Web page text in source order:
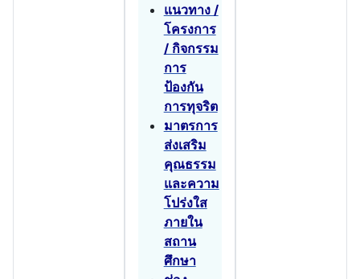
แนวทาง /
โครงการ
/ กิจกรรม
การ
ป้องกัน
การทุจริต
มาตรการ
ส่งเสริม
คุณธรรม
และความ
โปร่งใส
ภายใน
สถาน
ศึกษา